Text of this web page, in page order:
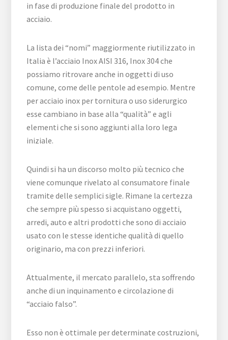
in fase di produzione finale del prodotto in
acciaio.
La lista dei “nomi” maggiormente riutilizzato in
Italia è l’acciaio Inox AISI 316, Inox 304 che
possiamo ritrovare anche in oggetti di uso
comune, come delle pentole ad esempio. Mentre
per acciaio inox per tornitura o uso siderurgico
esse cambiano in base alla “qualità” e agli
elementi che si sono aggiunti alla loro lega
iniziale.
Quindi si ha un discorso molto più tecnico che
viene comunque rivelato al consumatore finale
tramite delle semplici sigle. Rimane la certezza
che sempre più spesso si acquistano oggetti,
arredi, auto e altri prodotti che sono di acciaio
usato con le stesse identiche qualità di quello
originario, ma con prezzi inferiori.
Attualmente, il mercato parallelo, sta soffrendo
anche di un inquinamento e circolazione di
“acciaio falso”.
Esso non è ottimale per determinate costruzioni,